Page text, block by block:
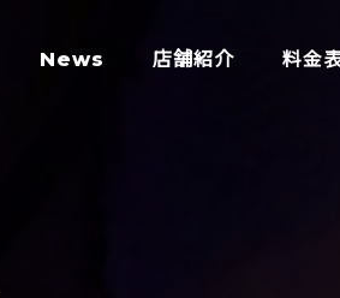
News 店舗紹介 料金